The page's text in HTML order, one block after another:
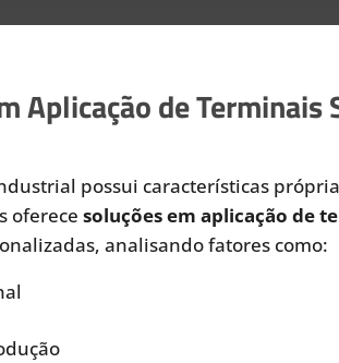
Aplicação de Terminais
possui características
oferecesoluções em aplicação de
analisando fatores como: